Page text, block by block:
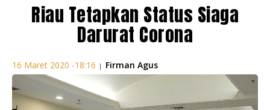
Riau Tetapkan Status Siaga
Darurat Corona
16 Maret 2020 -18:16 | Firman Agus